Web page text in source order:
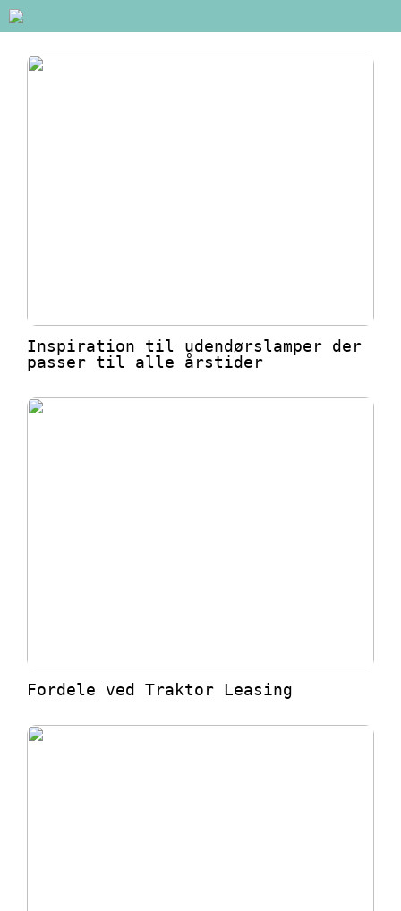
Inspiration til udendørslamper der
passer til alle årstider
Fordele ved Traktor Leasing